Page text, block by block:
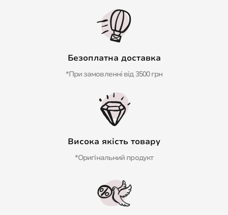
Безоплатна доставка
*При замовленні від 3500 грн
Висока якість товару
*Оригінальний продукт